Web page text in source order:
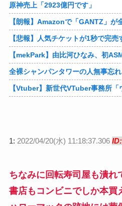
原神売上「2923億円です」
【朗報】Amazonで「GANTZ」が
【mekPark】由比河ひなみ、初
全裸シャンパンタワーの人無事忘
1: 2022/04/20(水) 11:18:37.306
ちなみに回転寿司屋も潰れ
書店もコンビニでしか本買